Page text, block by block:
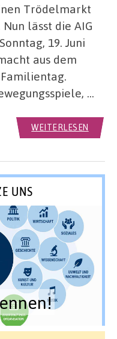
Trödelmarkt
lässt die AIG
19. Juni
aus dem
…
WEITERLESEN
UNS